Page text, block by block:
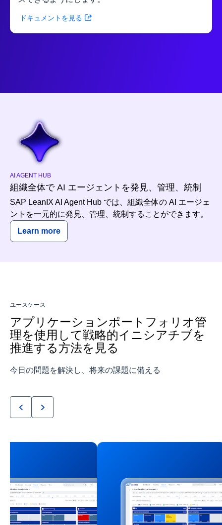
ドキュメントを見る
AI AGENT HUB
組織全体で AI エージェントを発見、管理、統制
SAP LeanIX AI Agent Hub では、組織全体の AI エージェ
ントを一元的に発見、管理、統制することができます。
Learn more
ユースケース
アプリケーションポートフォリオ管
理を使用して戦略的イニシアチブを
推進する方法を見る
今日の問題を解決し、将来の課題に備える